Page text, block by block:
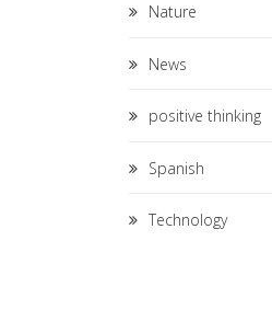
Nature
News
positive thinking
Spanish
Technology